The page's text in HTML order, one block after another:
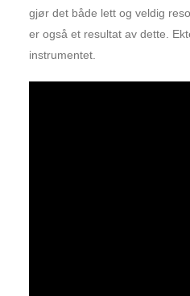
gjør det både lett og veldig
er også et resultat av dette.
instrumentet.